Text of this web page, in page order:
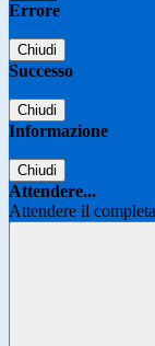
Errore
Chiudi
Successo
Chiudi
Informazione
Chiudi
Attendere...
Attendere il